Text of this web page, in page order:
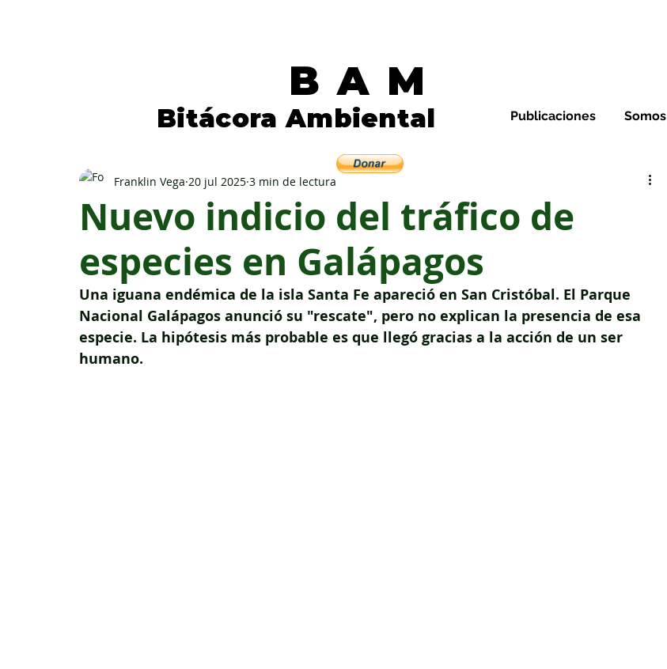
BAM
Bitácora Ambiental Publicaciones Somos
Nuevo indicio del tráfico de
especies en Galápagos
Franklin Vega 20 jul 2025 3 min de lectura
Una iguana endémica de la isla Santa Fe apareció en San Cristóbal. El Parque
Nacional Galápagos anunció su "rescate", pero no explican la presencia de esa
especie. La hipótesis más probable es que llegó gracias a la acción de un ser
humano.